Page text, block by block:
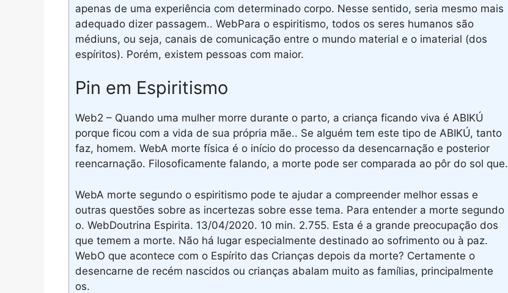
apenas de uma experiência com determinado corpo. Nesse sentido, seria mesmo mais
adequado dizer passagem.. WebPara o espiritismo, todos os seres humanos são
médiuns, ou seja, canais de comunicação entre o mundo material e o imaterial (dos
espíritos). Porém, existem pessoas com maior.
Pin em Espiritismo
Web2 – Quando uma mulher morre durante o parto, a criança ficando viva é ABIKÚ
porque ficou com a vida de sua própria mãe.. Se alguém tem este tipo de ABIKÚ, tanto
faz, homem. WebA morte física é o início do processo da desencarnação e posterior
reencarnação. Filosoficamente falando, a morte pode ser comparada ao pôr do sol que.
WebA morte segundo o espiritismo pode te ajudar a compreender melhor essas e
outras questões sobre as incertezas sobre esse tema. Para entender a morte segundo
o. WebDoutrina Espirita. 13/04/2020. 10 min. 2.755. Esta é a grande preocupação dos
que temem a morte. Não há lugar especialmente destinado ao sofrimento ou à paz.
WebO que acontece com o Espírito das Crianças depois da morte? Certamente o
desencarne de recém nascidos ou crianças abalam muito as famílias, principalmente
os.